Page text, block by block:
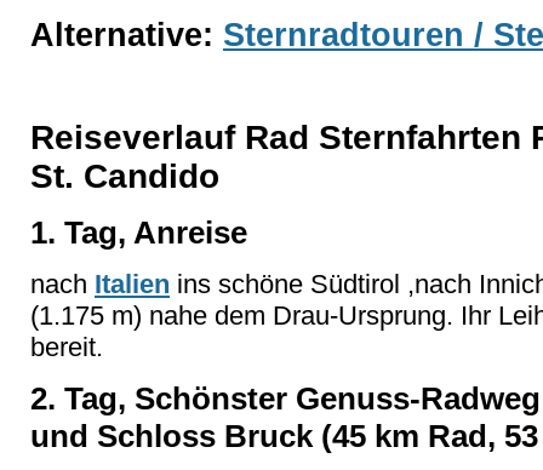
Alternative: Sternradtouren /
Reiseverlauf Rad Sternfahrten
St. Candido
1. Tag, Anreise
nach Italien ins schöne Südtirol ,nach
(1.175 m) nahe dem Drau-Ursprung. Ihr
bereit.
2. Tag, Schönster Genuss-
und Schloss Bruck (45 km Rad,